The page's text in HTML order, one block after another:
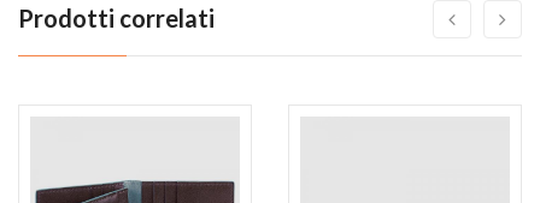
Prodotti correlati